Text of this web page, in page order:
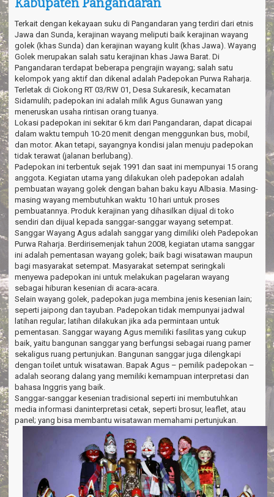
i
g
a
t
i
o
n
Kabupaten Pangandaran
Terkait dengan kekayaan suku di Pangandaran yang terdiri dari etnis
Jawa dan Sunda, kerajinan wayang meliputi baik kerajinan wayang
golek (khas Sunda) dan kerajinan wayang kulit (khas Jawa). Wayang
Golek merupakan salah satu kerajinan khas Jawa Barat. Di
Pangandaran terdapat beberapa pengrajin wayang; salah satu
kelompok yang aktif dan dikenal adalah Padepokan Purwa Raharja.
Terletak di Ciokong RT 03/RW 01, Desa Sukaresik, kecamatan
Sidamulih; padepokan ini adalah milik Agus Gunawan yang
meneruskan usaha rintisan orang tuanya.
Lokasi padepokan ini sekitar 6 km dari Pangandaran, dapat dicapai
dalam waktu tempuh 10-20 menit dengan menggunkan bus, mobil,
dan motor. Akan tetapi, sayangnya kondisi jalan menuju padepokan
tidak terawat (jalanan berlubang).
Padepokan ini terbentuk sejak 1991 dan saat ini mempunyai 15 orang
anggota. Kegiatan utama yang dilakukan oleh padepokan adalah
pembuatan wayang golek dengan bahan baku kayu Albasia. Masing-
masing wayang membutuhkan waktu 10 hari untuk proses
pembuatannya. Produk kerajinan yang dihasilkan dijual di toko
sendiri dan dijual kepada sanggar-sanggar wayang setempat.
Sanggar Wayang Agus adalah sanggar yang dimiliki oleh Padepokan
Purwa Raharja. Berdirisemenjak tahun 2008, kegiatan utama sanggar
ini adalah pementasan wayang golek; baik bagi wisatawan maupun
bagi masyarakat setempat. Masyarakat setempat seringkali
menyewa padepokan ini untuk melakukan pagelaran wayang
sebagai hiburan kesenian di acara-acara.
Selain wayang golek, padepokan juga membina jenis kesenian lain;
seperti jaipong dan tayuban. Padepokan tidak mempunyai jadwal
latihan regular; latihan dilakukan jika ada permintaan untuk
pementasan. Sanggar wayang Agus memiliki fasilitas yang cukup
baik, yaitu bangunan sanggar yang berfungsi sebagai ruang pamer
sekaligus ruang pertunjukan. Bangunan sanggar juga dilengkapi
dengan toilet untuk wisatawan. Bapak Agus – pemilik padepokan –
adalah seorang dalang yang memiliki kemampuan interpretasi dan
bahasa Inggris yang baik.
Sanggar-sanggar kesenian tradisional seperti ini membutuhkan
media informasi daninterpretasi cetak, seperti brosur, leaflet, atau
panel; yang bisa membantu wisatawan memahami pertunjukan.